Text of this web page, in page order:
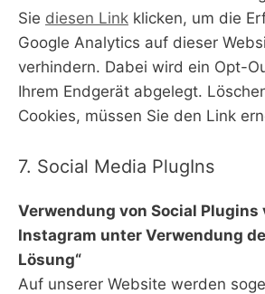
Sie diesen Link klicken, um die
Google Analytics auf dieser
verhindern. Dabei wird ein Opt-
Ihrem Endgerät abgelegt.
Cookies, müssen Sie den Link
7. Social Media PlugIns
Verwendung von Social Plugins
Instagram unter Verwendung
Lösung“
Auf unserer Website werden